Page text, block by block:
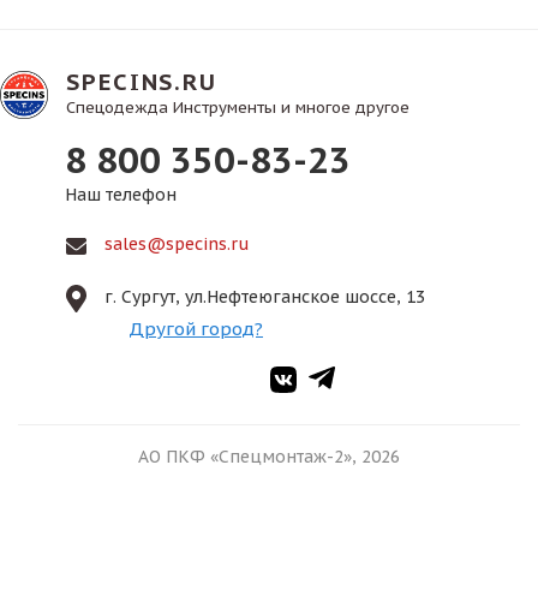
SPECINS.RU
Спецодежда Инструменты и многое другое
8 800 350-83-23
Наш телефон
sales@specins.ru
г. Сургут, ул.Нефтеюганское шоссе, 13
Другой город?
АО ПКФ «Спецмонтаж-2», 2026